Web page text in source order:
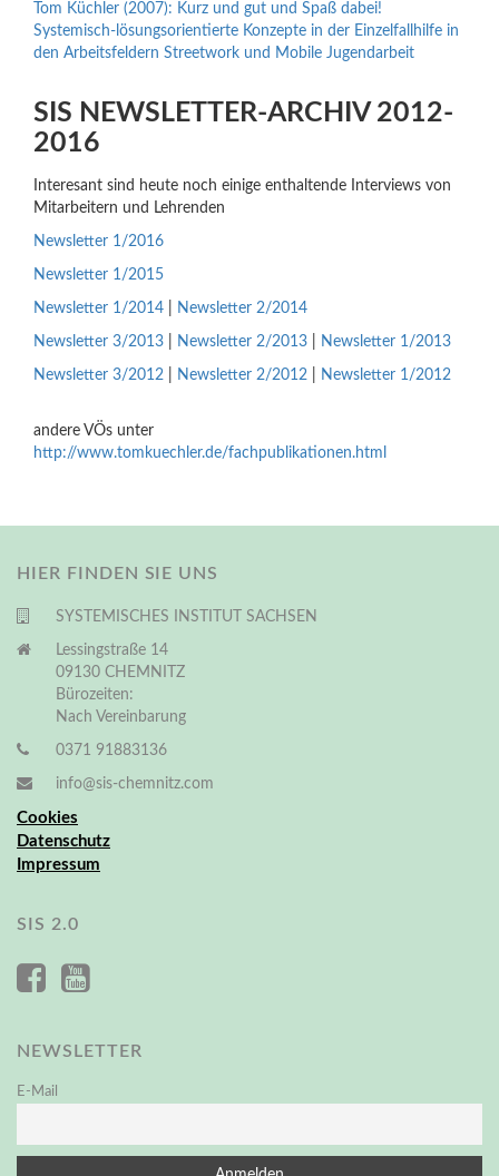
Tom Küchler (2007): Kurz und gut und Spaß dabei!
Systemisch-lösungsorientierte Konzepte in der Einzelfallhilfe in
den Arbeitsfeldern Streetwork und Mobile Jugendarbeit
SIS NEWSLETTER-ARCHIV 2012-
2016
Interesant sind heute noch einige enthaltende Interviews von
Mitarbeitern und Lehrenden
Newsletter 1/2016
Newsletter 1/2015
Newsletter 1/2014 Newsletter 2/2014
Newsletter 3/2013 Newsletter 2/2013 Newsletter 1/2013
Newsletter 3/2012 Newsletter 2/2012 Newsletter 1/2012
andere VÖs unter
http://www.tomkuechler.de/fachpublikationen.html
HIER FINDEN SIE UNS
SYSTEMISCHES INSTITUT SACHSEN
Lessingstraße 14
09130 CHEMNITZ
Bürozeiten:
Nach Vereinbarung
0371 91883136
info@sis-chemnitz.com
Cookies
Datenschutz
Impressum
SIS 2.0
NEWSLETTER
E-Mail